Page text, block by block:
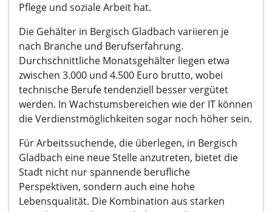
Pflege und soziale Arbeit hat.
Die Gehälter in Bergisch Gladbach variieren je
nach Branche und Berufserfahrung.
Durchschnittliche Monatsgehälter liegen etwa
zwischen 3.000 und 4.500 Euro brutto, wobei
technische Berufe tendenziell besser vergütet
werden. In Wachstumsbereichen wie der IT können
die Verdienstmöglichkeiten sogar noch höher sein.
Für Arbeitssuchende, die überlegen, in Bergisch
Gladbach eine neue Stelle anzutreten, bietet die
Stadt nicht nur spannende berufliche
Perspektiven, sondern auch eine hohe
Lebensqualität. Die Kombination aus starken